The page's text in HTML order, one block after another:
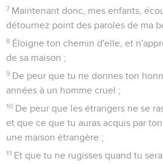
7 Maintenant donc, mes enfants,
détournez point des paroles de ma
8 Éloigne ton chemin d'elle, et
de sa maison ;
9 De peur que tu ne donnes ton
années à un homme cruel ;
10 De peur que les étrangers ne se
et que ce que tu auras acquis par
une maison étrangère ;
11 Et que tu ne rugisses quand tu